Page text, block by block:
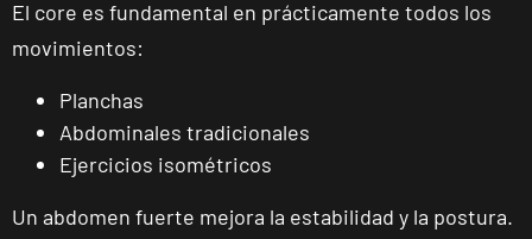
El core es fundamental en prácticamente todos los
movimientos:
Planchas
Abdominales tradicionales
Ejercicios isométricos
Un abdomen fuerte mejora la estabilidad y la postura.